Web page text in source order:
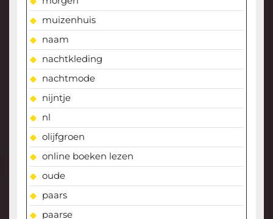
muizenhuis
naam
nachtkleding
nachtmode
nijntje
nl
olijfgroen
online boeken lezen
oude
paars
paarse